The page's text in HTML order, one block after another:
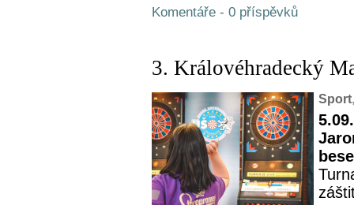
Komentáře - 0 příspěvků
3. Královéhradecký
Sport